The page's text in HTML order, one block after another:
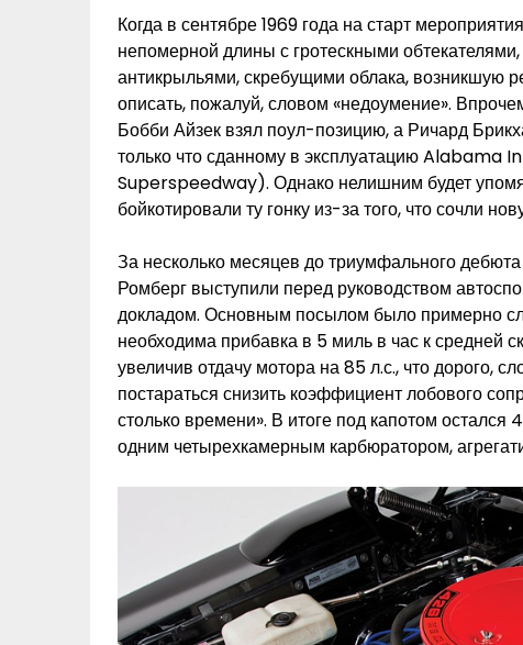
Когда в сентябре 1969 года на старт
непомерной длины с гротескными
антикрыльями, скребущими облака, возникшую
описать, пожалуй, словом «недоумение».
Бобби Айзек взял поул-позицию, а Ричард
только что сданному в эксплуатацию
Superspeedway). Однако нелишним будет
бойкотировали ту гонку из-за того, что сочли
За несколько месяцев до триумфального
Ромберг выступили перед руководством
докладом. Основным посылом было примерно
необходима прибавка в 5 миль в час к средней
увеличив отдачу мотора на 85 л.с., что дорого,
постараться снизить коэффициент лобового
столько времени». В итоге под капотом
одним четырехкамерным карбюратором,